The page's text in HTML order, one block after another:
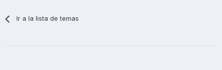
Ir a la lista de temas